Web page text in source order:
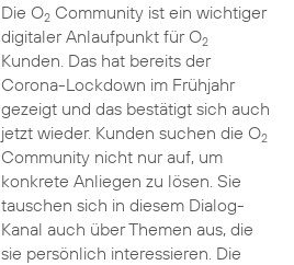
Die O2Community ist ein wichtiger
digitaler Anlaufpunkt für O2
Kunden. Das hat bereits der
Corona-Lockdown im Frühjahr
gezeigt und das bestätigt sich auch
jetzt wieder. Kunden suchen die O2
Community nicht nur auf, um
konkrete Anliegen zu lösen. Sie
tauschen sich in diesem Dialog-
Kanal auch über Themen aus, die
sie persönlich interessieren. Die